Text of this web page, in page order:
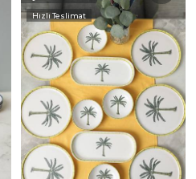
Hızlı Teslimat